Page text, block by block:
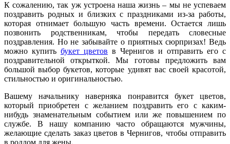
К сожалению, так уж устроена наша жизнь – мы не успеваем
поздравить родных и близких с праздниками из-за работы,
которая отнимает большую часть времени. Остается лишь
позвонить родственникам, чтобы передать словесные
поздравления. Но не забывайте о приятных сюрпризах! Ведь
можно купить букет цветов в Чернигов и отправить его с
поздравительной открыткой. Мы готовы предложить вам
большой выбор букетов, которые удивят вас своей красотой,
стильностью и оригинальностью.
Вашему начальнику наверняка понравится букет цветов,
который приобретен с желанием поздравить его с каким-
нибудь знаменательным событием или же повышением по
службе. В нашу компанию часто обращаются мужчины,
желающие сделать заказ цветов в Чернигов, чтобы отправить